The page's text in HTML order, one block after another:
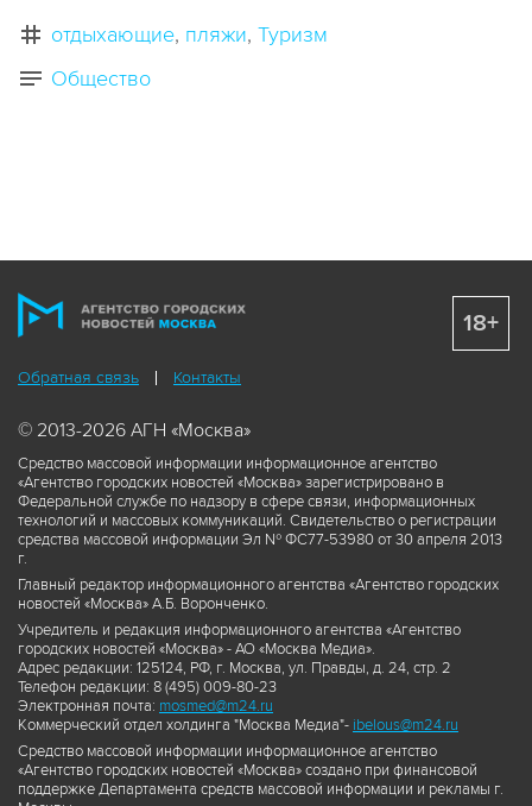
отдыхающие пляжи Туризм
Общество
Обратная связь Контакты
© 2013-2026 АГН «Москва»
Средство массовой информации информационное агентство
«Агентство городских новостей «Москва» зарегистрировано в
Федеральной службе по надзору в сфере связи, информационных
технологий и массовых коммуникаций. Свидетельство о регистрации
средства массовой информации Эл № ФС77-53980 от 30 апреля 2013
г.
Главный редактор информационного агентства «Агентство городских
новостей «Москва» А.Б. Воронченко.
Учредитель и редакция информационного агентства «Агентство
городских новостей «Москва» - АО «Москва Медиа».
Адрес редакции: 125124, РФ, г. Москва, ул. Правды, д. 24, стр. 2
Телефон редакции: 8 (495) 009-80-23
Электронная почта: mosmed@m24.ru
Коммерческий отдел холдинга "Москва Медиа"- ibelous@m24.ru
Средство массовой информации информационное агентство
«Агентство городских новостей «Москва» создано при финансовой
поддержке Департамента средств массовой информации и рекламы г.
18+